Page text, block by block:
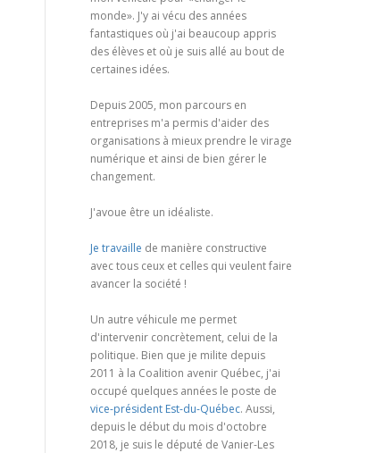
monde». J'y ai vécu des années
fantastiques où j'ai beaucoup appris
des élèves et où je suis allé au bout de
certaines idées.
Depuis 2005, mon parcours en
entreprises m'a permis d'aider des
organisations à mieux prendre le virage
numérique et ainsi de bien gérer le
changement.
J'avoue être un idéaliste.
Je travaille de manière constructive
avec tous ceux et celles qui veulent faire
avancer la société !
Un autre véhicule me permet
d'intervenir concrètement, celui de la
politique. Bien que je milite depuis
2011 à la Coalition avenir Québec, j'ai
occupé quelques années le poste de
vice-président Est-du-Québec. Aussi,
depuis le début du mois d'octobre
2018, je suis le député de Vanier-Les